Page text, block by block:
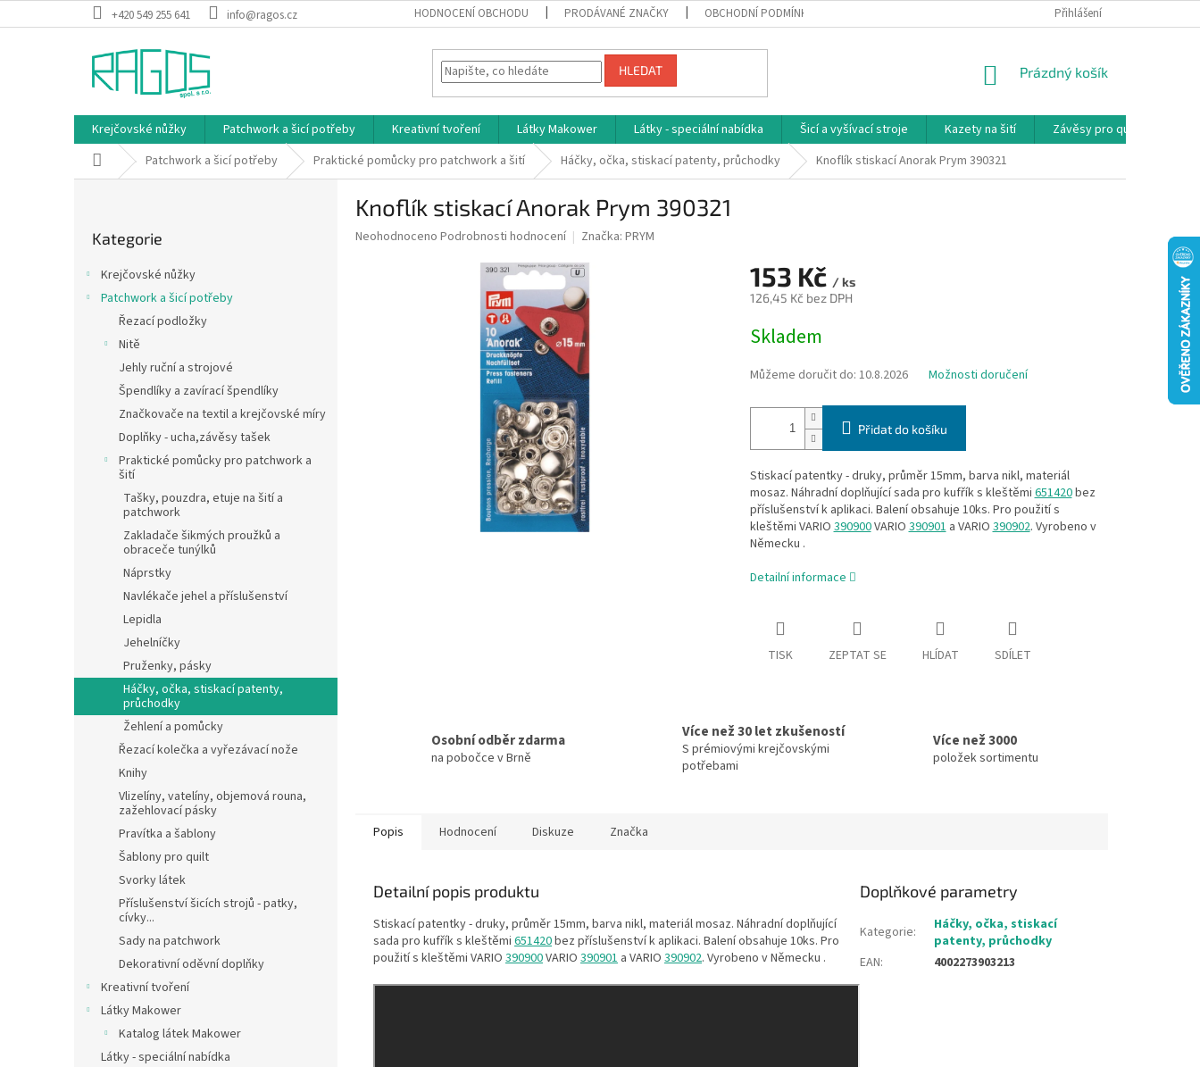
na
+420 549 255 641 info@ragos.cz HODNOCENÍ OBCHODU PRODÁVANÉ ZNAČKY OBCHODNÍ PODMÍNKY REKLAMAČNÍ PODMÍNKY
Přihlášení
HLEDAT
NÁKUPNÍ
Prázdný košík
Krejčovské nůžky Patchwork a šicí potřeby Kreativní tvoření Látky Makower Látky - speciální nabídka Šicí a vyšívací stroje Kazety na šití Závěsy pro quilty
Domů Patchwork a šicí potřeby Praktické pomůcky pro patchwork a šití Háčky, očka, stiskací patenty, průchodky Knoflík stiskací Anorak Prym 390321
kategorie
Kategorie
Krejčovské nůžky
Patchwork a šicí potřeby
Řezací podložky
Nitě
Jehly ruční a strojové
Špendlíky a zavírací špendlíky
Značkovače na textil a krejčovské míry
Doplňky - ucha,závěsy tašek
Praktické pomůcky pro patchwork a
šití
Tašky, pouzdra, etuje na šití a
patchwork
Zakladače šikmých proužků a
obraceče tunýlků
Náprstky
Navlékače jehel a příslušenství
Lepidla
Jehelníčky
Pruženky, pásky
Háčky, očka, stiskací patenty,
průchodky
Žehlení a pomůcky
Řezací kolečka a vyřezávací nože
Knihy
Vlizelíny, vatelíny, objemová rouna,
zažehlovací pásky
Pravítka a šablony
Šablony pro quilt
Svorky látek
Příslušenství šicích strojů - patky,
cívky...
Sady na patchwork
Dekorativní oděvní doplňky
Kreativní tvoření
Látky Makower
Katalog látek Makower
Látky - speciální nabídka
Knoflík stiskací Anorak Prym 390321
Průměrné
Neohodnoceno Podrobnosti hodnocení Značka: PRYM
153 Kč / ks
126,45 Kč bez DPH
cena:
Skladem
Můžeme doručit do: 10.8.2026 Možnosti doručení
Přidat do košíku
Stiskací patentky - druky, průměr 15mm, barva nikl, materiál
mosaz. Náhradní doplňující sada pro kufřík s kleštěmi651420bez
příslušenství k aplikaci. Balení obsahuje 10ks. Pro použití s
kleštěmi VARIO390900VARIO390901a VARIO390902. Vyrobeno v
Německu .
Detailní informace
TISK ZEPTAT SE HLÍDAT SDÍLET
Osobní odběr zdarma
na pobočce v Brně
Více než 30 let zkušeností
S prémiovými krejčovskými
potřebami
Více než 3000
položek sortimentu
Popis Hodnocení Diskuze Značka
Detailní popis produktu
Stiskací patentky - druky, průměr 15mm, barva nikl, materiál mosaz. Náhradní doplňující
sada pro kufřík s kleštěmi 651420bez příslušenství k aplikaci. Balení obsahuje 10ks. Pro
použití s kleštěmi VARIO 390900VARIO 390901 a VARIO 390902. Vyrobeno v Německu .
Doplňkové parametry
Kategorie:
Háčky, očka, stiskací
patenty, průchodky
EAN: 4002273903213